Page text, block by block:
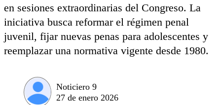
en sesiones extraordinarias del Congreso. La
iniciativa busca reformar el régimen penal
juvenil, fijar nuevas penas para adolescentes y
reemplazar una normativa vigente desde 1980.
Noticiero 9
27 de enero 2026